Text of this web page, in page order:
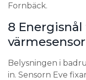
Fornbäck.
8
värmesensor
Belysningen i
in. Sensorn Eve